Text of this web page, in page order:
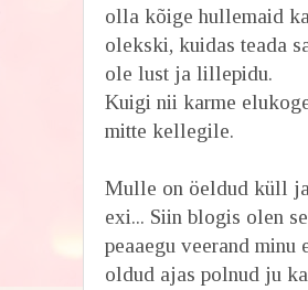
olla kõige hullemaid
olekski, kuidas teada
ole lust ja lillepidu.
Kuigi nii karme
mitte kellegile.
Mulle on öeldud küll
exi... Siin blogis olen
peaaegu veerand
oldud ajas polnud ju